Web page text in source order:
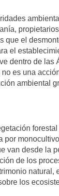
que el
el
dentro de las
es una
ambiental
forestal
por
van desde la
de los
natural,
los